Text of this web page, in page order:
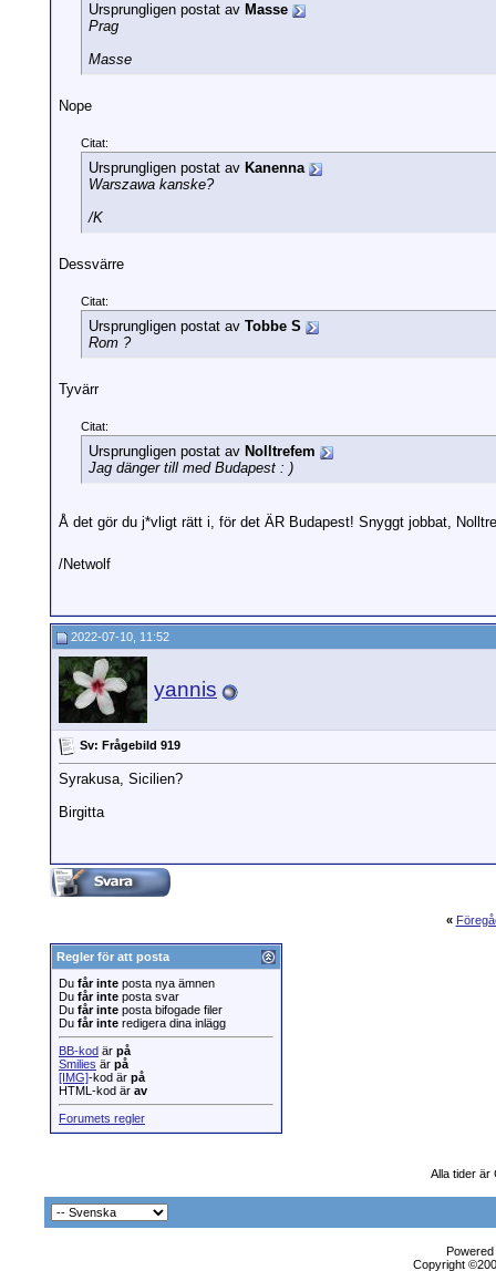
Ursprungligen postat av Masse
Prag
Masse
Nope
Citat:
Ursprungligen postat av Kanenna
Warszawa kanske?
/K
Dessvärre
Citat:
Ursprungligen postat av Tobbe S
Rom ?
Tyvärr
Citat:
Ursprungligen postat av Nolltrefem
Jag dänger till med Budapest : )
Å det gör du j*vligt rätt i, för det ÄR Budapest! Snyggt jobbat,
/Netwolf
2022-07-10, 11:52
yannis
Sv: Frågebild 919
Syrakusa, Sicilien?
Birgitta
«
Regler för att posta
Du får inte posta nya ämnen
Du får inte posta svar
Du får inte posta bifogade filer
Du får inte redigera dina inlägg
BB-kod är på
Smilies är på
[IMG]-kod är på
HTML-kod är av
Forumets regler
Alla tider är
Copyright